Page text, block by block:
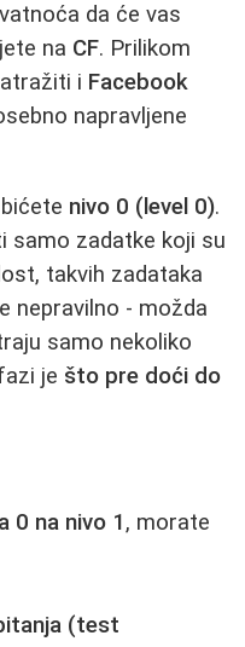
da će vas
na CF. Prilikom
i Facebook
napravljene
nivo 0 (level 0).
samo zadatke koji su
takvih zadataka
nepravilno - možda
samo nekoliko
je što pre doći do
0 na nivo 1, morate
(test